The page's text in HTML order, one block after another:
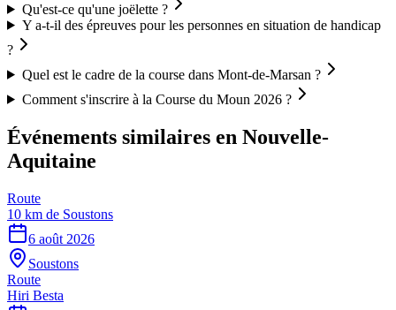
Qu'est-ce qu'une joëlette ?
Y a-t-il des épreuves pour les personnes en situation de handicap
?
Quel est le cadre de la course dans Mont-de-Marsan ?
Comment s'inscrire à la Course du Moun 2026 ?
Événements similaires en Nouvelle-
Aquitaine
Route
10 km de Soustons
6 août 2026
Soustons
Route
Hiri Besta